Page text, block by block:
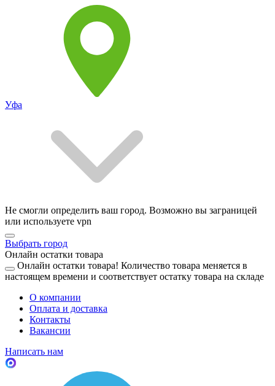
Уфа
Не смогли определить ваш город. Возможно вы заграницей
или используете vpn
Выбрать город
Онлайн остатки товара
Онлайн остатки товара! Количество товара меняется в
настоящем времени и соответствует остатку товара на складе
О компании
Оплата и доставка
Контакты
Вакансии
Написать нам